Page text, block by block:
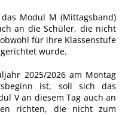
& Fakten
+ Handel
Modul M (Mittagsband)
an die Schüler, die nicht
für ihre Klassenstufe
wurde.
2025/2026 am Montag
ist, soll sich das
V an diesem Tag auch an
richten, die nicht zum